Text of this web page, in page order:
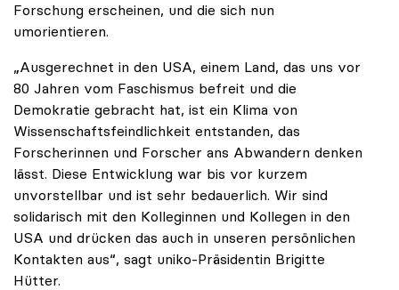
Forschung erscheinen, und die sich nun
umorientieren.
„Ausgerechnet in den USA, einem Land, das uns vor
80 Jahren vom Faschismus befreit und die
Demokratie gebracht hat, ist ein Klima von
Wissenschaftsfeindlichkeit entstanden, das
Forscherinnen und Forscher ans Abwandern denken
lässt. Diese Entwicklung war bis vor kurzem
unvorstellbar und ist sehr bedauerlich. Wir sind
solidarisch mit den Kolleginnen und Kollegen in den
USA und drücken das auch in unseren persönlichen
Kontakten aus“, sagt uniko-Präsidentin Brigitte
Hütter.